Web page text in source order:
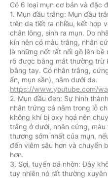
Có 6 loại mụn cơ bản và đặc
1. Mụn đầu trắng: Mụn đầu
trên da tiết ra nhiều, kết hợp
chân lông, sinh ra mụn. Do
kín nên có màu trắng, nhân
là những nốt rất nổi gồ lên
rõ được bằng mắt thường trừ
bằng tay. Có nhân trắng,
https://www.youtube.com/
2. Mụn đầu đen: Sự hình
nhân trứng cá nằm trong lỗ
không khí bị oxy hoá nên
trắng ở dưới, nhân cứng,
thương sớm nhất của mụn,
đến viêm sâu hơn và chuyển
hơn.
3. Sợi, tuyến bã nhờn: Đây
tuy nhiên nó rất thường